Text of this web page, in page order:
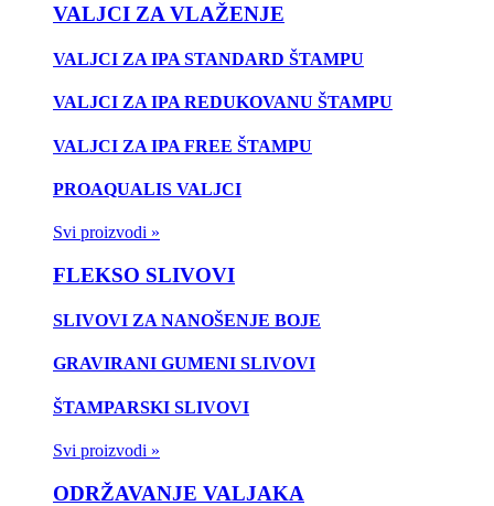
VALJCI ZA VLAŽENJE
VALJCI ZA IPA STANDARD ŠTAMPU
VALJCI ZA IPA REDUKOVANU ŠTAMPU
VALJCI ZA IPA FREE ŠTAMPU
PROAQUALIS VALJCI
Svi proizvodi »
FLEKSO SLIVOVI
SLIVOVI ZA NANOŠENJE BOJE
GRAVIRANI GUMENI SLIVOVI
ŠTAMPARSKI SLIVOVI
Svi proizvodi »
ODRŽAVANJE VALJAKA